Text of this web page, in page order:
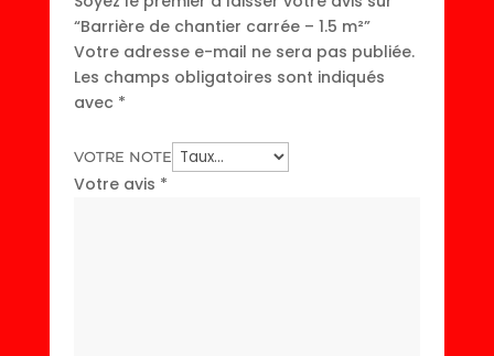
“Barrière de chantier carrée – 1.5 m²”
Votre adresse e-mail ne sera pas publiée.
Les champs obligatoires sont indiqués
avec *
VOTRE NOTE
Votre avis *